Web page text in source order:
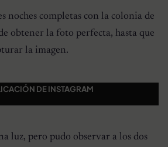
noches completas con la colonia de
obtener la foto perfecta, hasta que
la imagen.
DE INSTAGRAM
luz, pero pudo observar a los dos